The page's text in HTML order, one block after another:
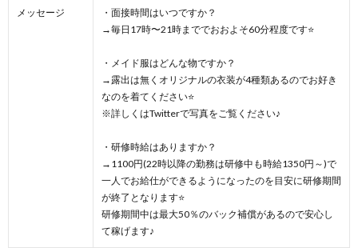
メッセージ
・面接時間はいつですか？
→毎日17時〜21時まででおおよそ60分程度です⭐️
・メイド服はどんな物ですか？
→露出は無くオリジナルの衣装が4種類あるのでお好き
なのを着てください⭐️
※詳しくはTwitterで写真をご覧ください♪
・研修時給はありますか？
→1100円(22時以降の勤務は研修中も時給1350円～)で
一人でお給仕ができるようになったのを目安に研修期間
が終了となります⭐️
研修期間中は最大50％のバック補償があるので安心し
て稼げます♪